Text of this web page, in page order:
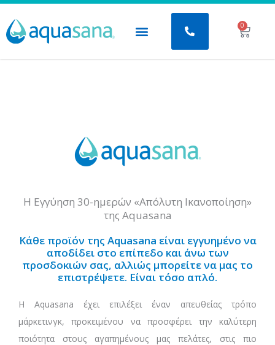
Μετάβαση
στο
περιεχόμενο
0
Η Εγγύηση 30-ημερών «Απόλυτη Ικανοποίηση»
της Aquasana
Κάθε προϊόν της Aquasana είναι εγγυημένο να
αποδίδει στο επίπεδο και άνω των
προσδοκιών σας, αλλιώς μπορείτε να μας το
επιστρέψετε. Είναι τόσο απλό.
Η Aquasana έχει επιλέξει έναν απευθείας τρόπο
μάρκετινγκ, προκειμένου να προσφέρει την καλύτερη
ποιότητα στους αγαπημένους μας πελάτες, στις πιο